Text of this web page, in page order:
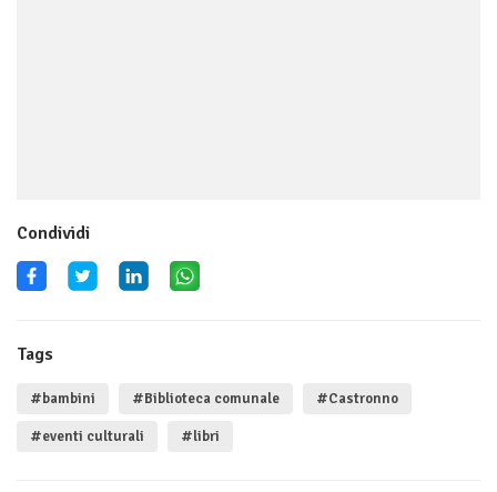
Condividi
Tags
#bambini #Biblioteca comunale #Castronno
#eventi culturali #libri